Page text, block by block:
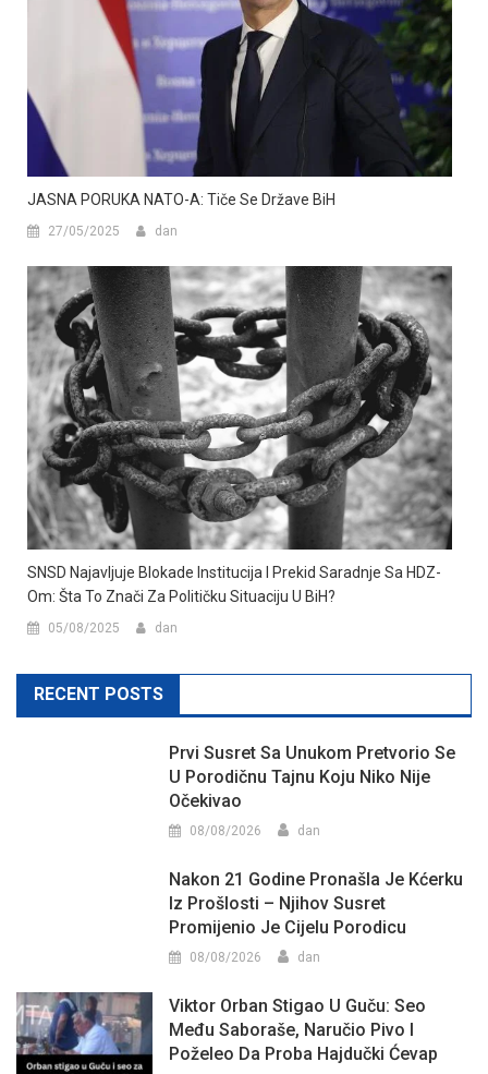
JASNA PORUKA NATO-A: Tiče Se Države BiH
27/05/2025 dan
SNSD Najavljuje Blokade Institucija I Prekid Saradnje Sa HDZ-
Om: Šta To Znači Za Političku Situaciju U BiH?
05/08/2025 dan
RECENT POSTS
Prvi Susret Sa Unukom Pretvorio Se
U Porodičnu Tajnu Koju Niko Nije
Očekivao
08/08/2026 dan
Nakon 21 Godine Pronašla Je Kćerku
Iz Prošlosti – Njihov Susret
Promijenio Je Cijelu Porodicu
08/08/2026 dan
Viktor Orban Stigao U Guču: Seo
Među Saboraše, Naručio Pivo I
Poželeo Da Proba Hajdučki Ćevap